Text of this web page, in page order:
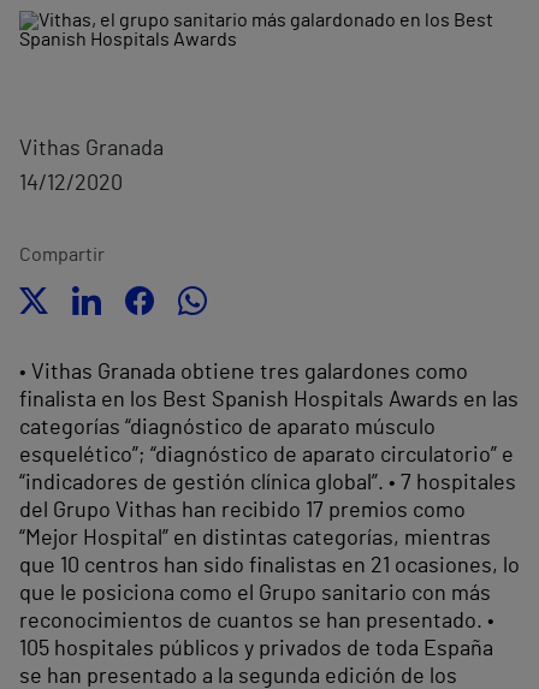
Comunicación
Vithas Granada
14/12/2020
Compartir
• Vithas Granada obtiene tres galardones como
finalista en los Best Spanish Hospitals Awards en las
categorías “diagnóstico de aparato músculo
esquelético”; “diagnóstico de aparato circulatorio” e
“indicadores de gestión clínica global”. • 7 hospitales
del Grupo Vithas han recibido 17 premios como
“Mejor Hospital” en distintas categorías, mientras
que 10 centros han sido finalistas en 21 ocasiones, lo
que le posiciona como el Grupo sanitario con más
reconocimientos de cuantos se han presentado. •
105 hospitales públicos y privados de toda España
se han presentado a la segunda edición de los